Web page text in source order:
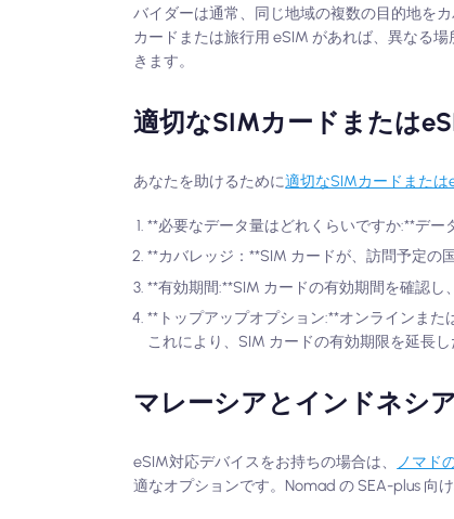
バイダーは通常、同じ地域の複数の目的地を
カードまたは旅行用 eSIM があれば、異なる
きます。
適切なSIMカードまたは
あなたを助けるために適切なSIMカードまた
**必要なデータ量はどれくらいですか:**デー
**カバレッジ：**SIM カードが、訪問予定の
**有効期間:**SIM カードの有効期間を確認し
**トップアップオプション:**オンラインまた
これにより、SIM カードの有効期限を延長
マレーシアとインドネシ
eSIM対応デバイスをお持ちの場合は、 ノマド
適なオプションです。Nomad の SEA-plus 向